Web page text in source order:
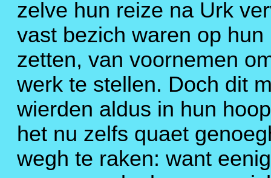
zelve hun reize na Urk
vast bezich waren op
zetten, van voornemen
werk te stellen. Doch dit
wierden aldus in hun
het nu zelfs quaet
wegh te raken: want